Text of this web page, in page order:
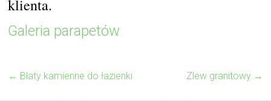
klienta.
Galeria parapetów
← Blaty kamienne do łazienki Zlew granitowy →